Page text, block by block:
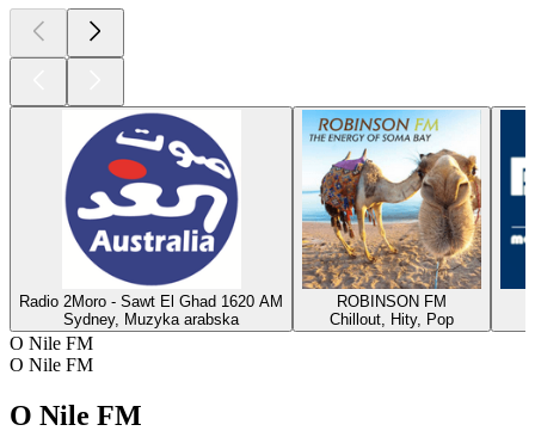
Radio 2Moro - Sawt El Ghad 1620 AM
Sydney, Muzyka arabska
ROBINSON FM
Chillout, Hity, Pop
O Nile FM
O Nile FM
O Nile FM